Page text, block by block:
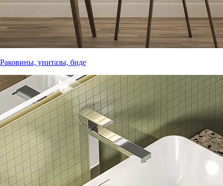
Раковины, унитазы, биде